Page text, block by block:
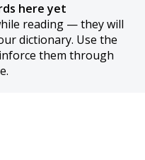
here yet
reading — they will
dictionary. Use the
them through